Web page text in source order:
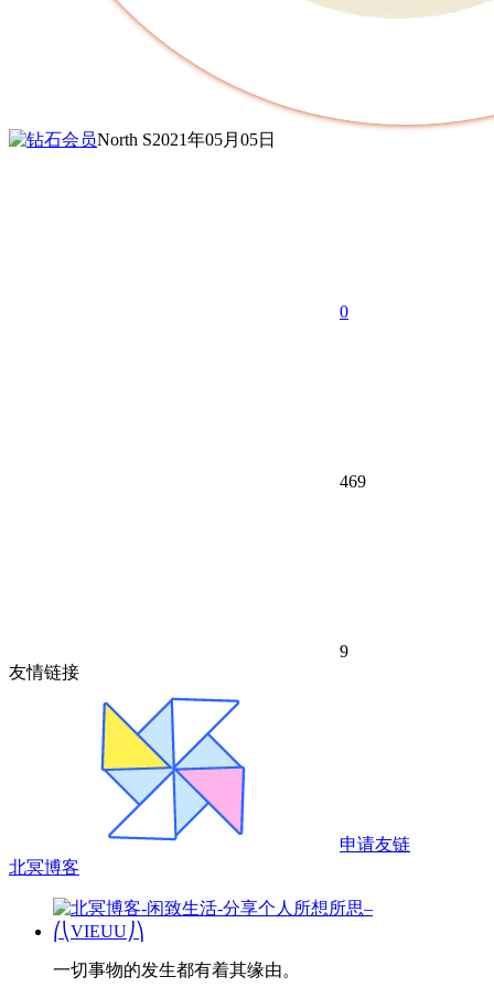
North S2021年05月05日
0
469
9
友情链接
申请友链
北冥博客
一切事物的发生都有着其缘由。